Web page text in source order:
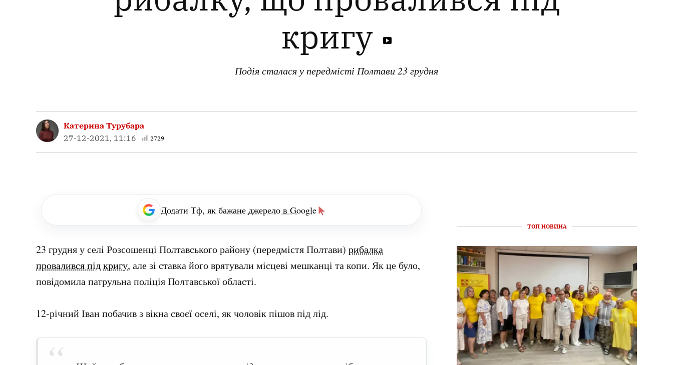
кригу
Подія сталася у передмісті Полтави 23 грудня
Катерина Турубара
27-12-2021, 11:16
2729
Додати Тф, як бажане джерело в Google
23 грудня у селі Розсошенці Полтавського району (передмістя Полтави) рибалка
провалився під кригу, але зі ставка його врятували місцеві мешканці та копи. Як це було,
повідомила патрульна поліція Полтавської області.
12-річний Іван побачив з вікна своєї оселі, як чоловік пішов під лід.
ТОП НОВИНА